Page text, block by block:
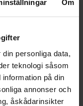
Om
din personliga data,
teknologi såsom
på din
annonser och
åskådarinsikter